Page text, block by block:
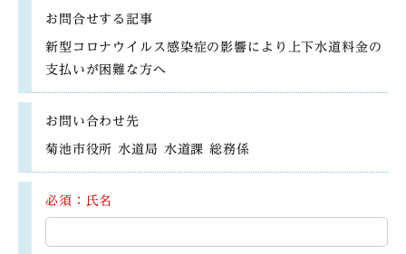
お問合せする記事
新型コロナウイルス感染症の影響により上下水道料金の
支払いが困難な方へ
お問い合わせ先
菊池市役所 水道局 水道課 総務係
必須：氏名